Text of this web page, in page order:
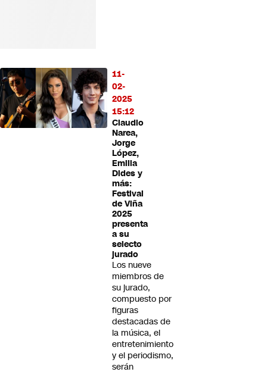
11-
02-
2025
15:12
Claudio
Narea,
Jorge
López,
Emilia
Dides y
más:
Festival
de Viña
2025
presenta
a su
selecto
jurado
Los nueve
miembros de
su jurado,
compuesto por
figuras
destacadas de
la música, el
entretenimiento
y el periodismo,
serán